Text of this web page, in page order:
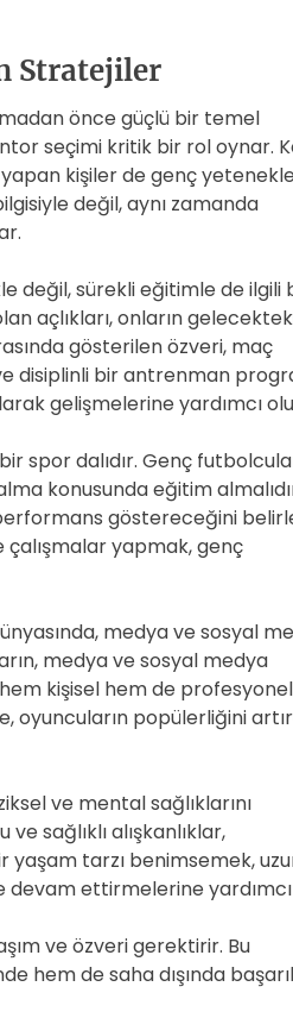
Stratejiler
önce güçlü bir temel
seçimi kritik bir rol oynar.
kişiler de genç
değil, aynı zamanda
değil, sürekli eğitimle de ilgili
açlıkları, onların
gösterilen özveri, maç
disiplinli bir antrenman
gelişmelerine yardımcı
spor dalıdır. Genç
konusunda eğitim
göstereceğini
yapmak, genç
medya ve sosyal
medya ve sosyal medya
kişisel hem de profesyonel
oyuncuların popülerliğini
ve mental sağlıklarını
sağlıklı alışkanlıklar,
yaşam tarzı benimsemek,
ettirmelerine
ve özveri gerektirir. Bu
hem de saha dışında